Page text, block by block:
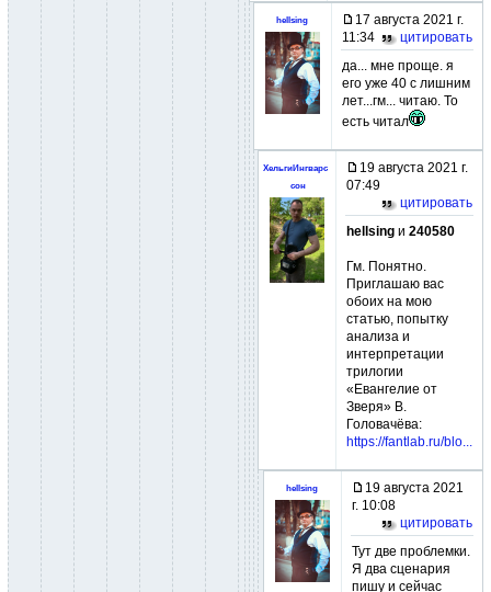
hellsing
17 августа 2021 г.
11:34
цитировать
да... мне проще. я
его уже 40 с лишним
лет...гм... читаю. То
есть читал
ХельгиИнгварс
сон
19 августа 2021 г.
07:49
цитировать
hellsing и 240580
Гм. Понятно.
Приглашаю вас
обоих на мою
статью, попытку
анализа и
интерпретации
трилогии
«Евангелие от
Зверя» В.
Головачёва:
https://fantlab.ru/blo...
hellsing
19 августа 2021
г. 10:08
цитировать
Тут две проблемки.
Я два сценария
пишу и сейчас